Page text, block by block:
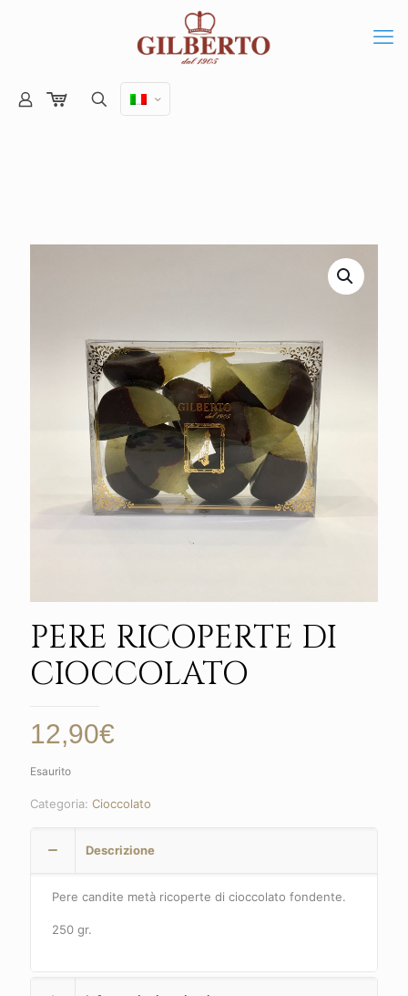
PERE RICOPERTE DI
CIOCCOLATO
12,90€
Esaurito
Categoria: Cioccolato
Descrizione
Pere candite metà ricoperte di cioccolato fondente.
250 gr.